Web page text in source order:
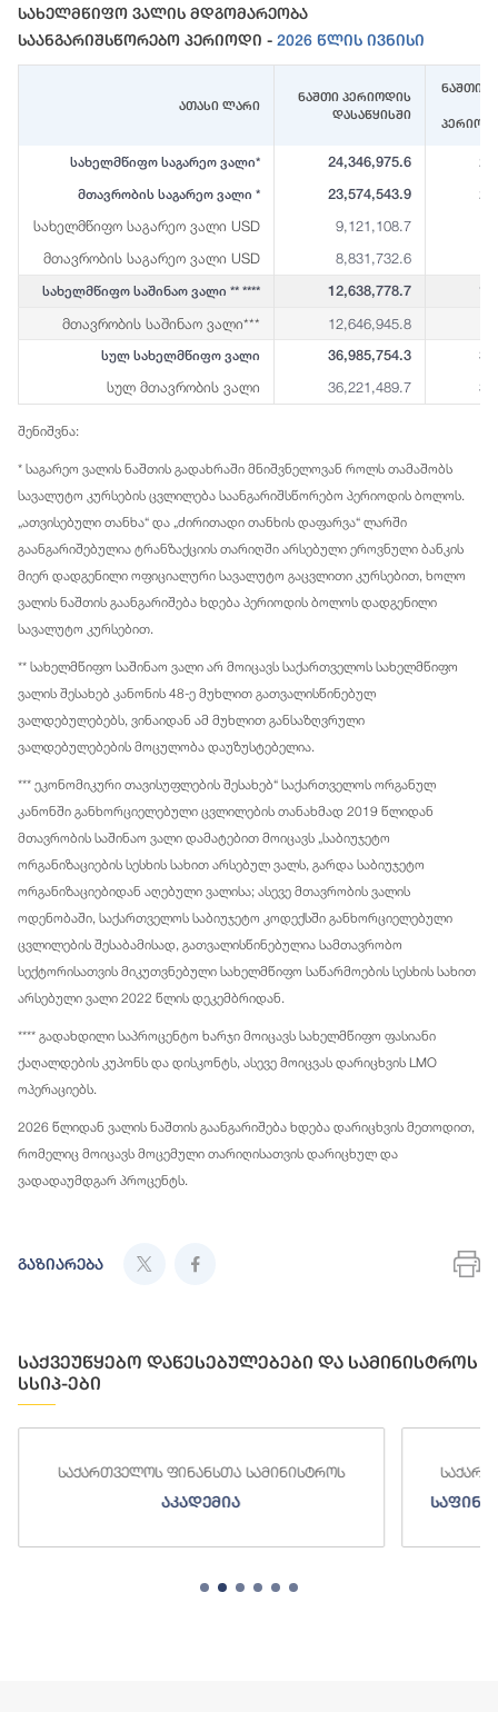
Სახელმწიფო Ვალის Მდგომარეობა
Საანგარიშსწორებო Პერიოდი - 2026 Წლის Ივნისი
ათასი ლარი
ნაშთი პერიოდის
დასაწყისში
ნაშთი
სახელმწიფო საგარეო ვალი* 24,346,975.6
მთავრობის საგარეო ვალი * 23,574,543.9
სახელმწიფო საგარეო ვალი USD 9,121,108.7
მთავრობის საგარეო ვალი USD
8,831,732.6
სახელმწიფო საშინაო ვალი ** **** 12,638,778.7
მთავრობის საშინაო ვალი*** 12,646,945.8
სულ სახელმწიფო ვალი 36,985,754.3
სულ მთავრობის ვალი 36,221,489.7
შენიშვნა:
* საგარეო ვალის ნაშთის გადახრაში მნიშვნელოვან როლს თამაშობს
სავალუტო კურსების ცვლილება საანგარიშსწორებო პერიოდის ბოლოს.
„ათვისებული თანხა“ და „ძირითადი თანხის დაფარვა“ ლარში
გაანგარიშებულია ტრანზაქციის თარიღში არსებული ეროვნული ბანკის
მიერ დადგენილი ოფიციალური სავალუტო გაცვლითი კურსებით, ხოლო
ვალის ნაშთის გაანგარიშება ხდება პერიოდის ბოლოს დადგენილი
სავალუტო კურსებით.
** სახელმწიფო საშინაო ვალი არ მოიცავს საქართველოს სახელმწიფო
ვალის შესახებ კანონის 48-ე მუხლით გათვალისწინებულ
ვალდებულებებს, ვინაიდან ამ მუხლით განსაზღვრული
ვალდებულებების მოცულობა დაუზუსტებელია.
*** ეკონომიკური თავისუფლების შესახებ“ საქართველოს ორგანულ
კანონში განხორციელებული ცვლილების თანახმად 2019 წლიდან
მთავრობის საშინაო ვალი დამატებით მოიცავს „საბიუჯეტო
ორგანიზაციების სესხის სახით არსებულ ვალს, გარდა საბიუჯეტო
ორგანიზაციებიდან აღებული ვალისა; ასევე მთავრობის ვალის
ოდენობაში, საქართველოს საბიუჯეტო კოდექსში განხორციელებული
ცვლილების შესაბამისად, გათვალისწინებულია სამთავრობო
სექტორისათვის მიკუთვნებული სახელმწიფო საწარმოების სესხის სახით
არსებული ვალი 2022 წლის დეკემბრიდან.
**** გადახდილი საპროცენტო ხარჯი მოიცავს სახელმწიფო ფასიანი
ქაღალდების კუპონს და დისკონტს, ასევე მოიცვას დარიცხვის LMO
ოპერაციებს.
2026 წლიდან ვალის ნაშთის გაანგარიშება ხდება დარიცხვის მეთოდით,
რომელიც მოიცავს მოცემული თარიღისათვის დარიცხულ და
ვადადაუმდგარ პროცენტს.
გაზიარება
საქვეუწყებო დაწესებულებები და სამინისტროს
სსიპ-ები
საქართველოს ფინანსთა სამინისტროს
აკადემია